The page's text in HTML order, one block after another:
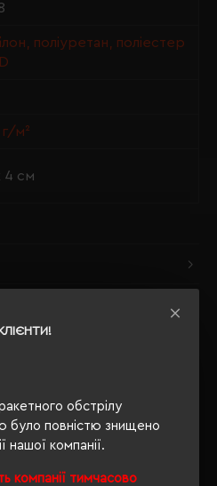
обстрілу
було повністю знищено
нашої компанії.
компанії тимчасово
поліуретан, поліестер
г/м²
4 см